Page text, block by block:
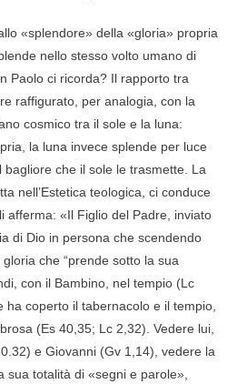
«splendore» della «gloria» propria
nello stesso volto umano di
Paolo ci ricorda? Il rapporto tra
raffigurato, per analogia, con la
cosmico tra il sole e la luna:
la luna invece splende per luce
che il sole le trasmette. La
nell’Estetica teologica, ci conduce
afferma: «Il Figlio del Padre, inviato
di Dio in persona che scendendo
che “prende sotto la sua
con il Bambino, nel tempio (Lc
coperto il tabernacolo e il tempio,
(Es 40,35; Lc 2,32). Vedere lui,
e Giovanni (Gv 1,14), vedere la
sua totalità di «segni e parole»,